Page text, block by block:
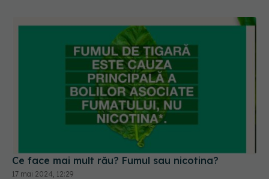
Ce face mai mult rău? Fumul sau nicotina?
17 mai 2024, 12:29